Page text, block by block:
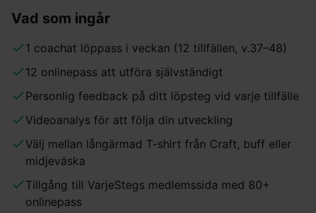
Vad som ingår
1 coachat löppass i veckan (12 tillfällen, v.37–48)
12 onlinepass att utföra självständigt
Personlig feedback på ditt löpsteg vid varje tillfälle
Videoanalys för att följa din utveckling
Välj mellan långärmad T-shirt från Craft, buff eller
midjeväska
Tillgång till VarjeStegs medlemssida med 80+
onlinepass